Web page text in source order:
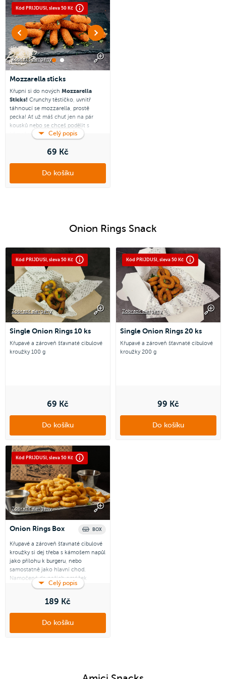
Kód PRIJDUSI, sleva 50 Kč
Zobrazit alergeny
Mozzarella sticks
Křupni si do nových Mozzarella
Sticks! Crunchy těstíčko, uvnitř
táhnoucí se mozzarella, prostě
pecka! Ať už máš chuť jen na pár
kousků nebo se chceš podělit s
kámošema,vyber si 3, 6 nebo
Celý popis
69 Kč
Do košíku
Onion Rings Snack
Kód PRIJDUSI, sleva 50 Kč
Zobrazit alergeny
Single Onion Rings 10 ks
Křupavé a zároveň šťavnaté cibulové
kroužky 100 g
69 Kč
Do košíku
Kód PRIJDUSI, sleva 50 Kč
Zobrazit alergeny
Single Onion Rings 20 ks
Křupavé a zároveň šťavnaté cibulové
kroužky 200 g
99 Kč
Do košíku
Kód PRIJDUSI, sleva 50 Kč
Zobrazit alergeny
Onion Rings Box BOX
Křupavé a zároveň šťavnaté cibulové
kroužky si dej třeba s kámošem napůl
jako přílohu k burgeru, nebo
samostatně jako hlavní chod.
Namočené do našich omáček
chutnají dokonale.
Zvýhodněný box obsahuje:
- 400 g cibulových kroužků
- 2x omáčku dle vlastní výběru
Celý popis
189 Kč
Do košíku